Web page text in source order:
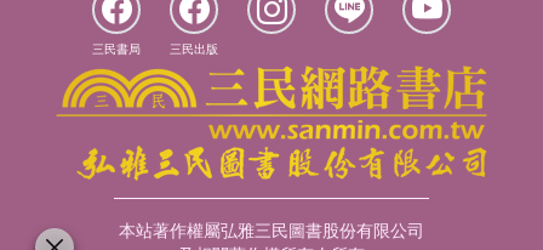
三民書局 三民出版
本站著作權屬弘雅三民圖書股份有限公司